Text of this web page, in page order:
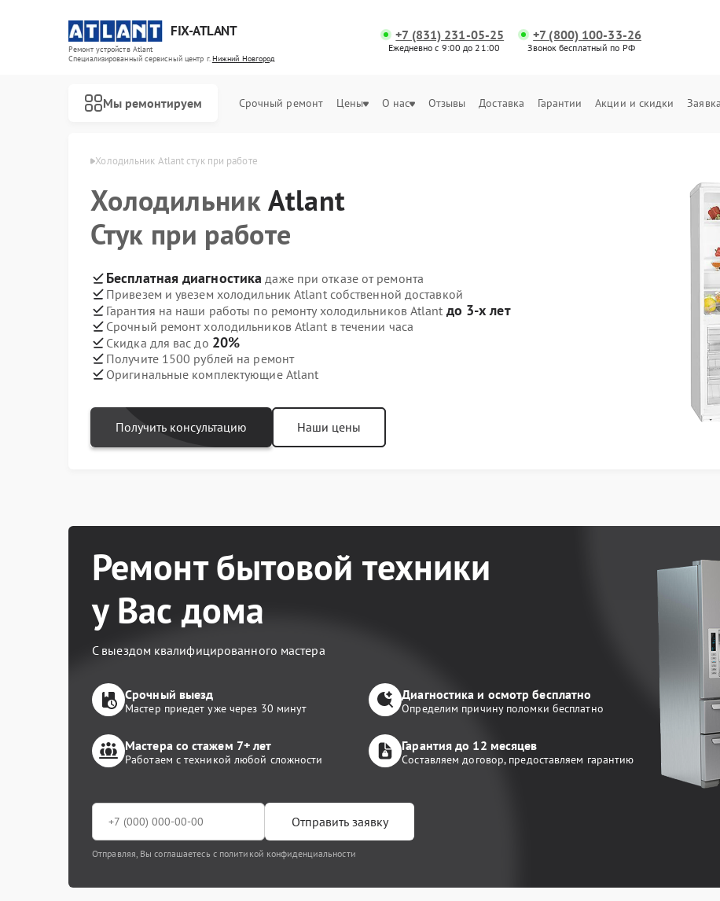
FIX-ATLANT
Ремонт устройств Atlant
Специализированный cервисный центр г.Нижний Новгород
+7 (831) 231-05-25
Ежедневно с 9:00 до 21:00
+7 (800) 100-33-26
Звонок бесплатный по РФ
Мы ремонтируем Срочный ремонт Цены О нас Отзывы Доставка Гарантии Акции и скидки
Нижнем Новгороде Холодильник Atlant стук при работе
ХолодильникAtlant
Стук при работе
Бесплатная диагностика даже при отказе от ремонта
Привезем и увезем холодильник Atlant собственной доставкой
Гарантия на наши работы по ремонту холодильников Atlant до 3-х лет
Срочный ремонт холодильников Atlant в течении часа
Скидка для вас до 20%
Получите 1500 рублей на ремонт
Оригинальные комплектующие Atlant
Получить консультацию Наши цены
Ремонт бытовой техники
у Вас дома
С выездом квалифицированного мастера
Срочный выезд
Мастер приедет уже через 30 минут
Диагностика и осмотр бесплатно
Определим причину поломки бесплатно
Мастера со стажем 7+ лет
Работаем с техникой любой сложности
Гарантия до 12 месяцев
Составляем договор, предоставляем гарантию
Отправить заявку
Отправляя, Вы соглашаетесь с политикой конфиденциальности